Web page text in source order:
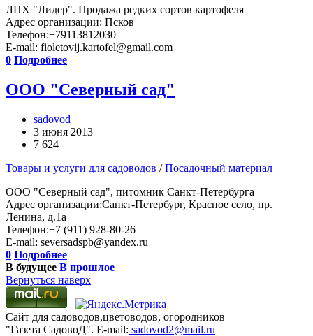
ЛПХ "Лидер". Продажа редких сортов картофеля
Адрес организации: Псков
Телефон:+79113812030
E-mail: fioletovij.kartofel@gmail.com
0 Подробнее
ООО "Северный сад"
sadovod
3 июня 2013
7 624
Товары и услуги для садоводов /Посадочный материал
ООО "Северный сад", питомник Санкт-Петербурга
Адрес организации:Санкт-Петербург, Красное село, пр.
Ленина, д.1а
Телефон:+7 (911) 928-80-26
E-mail: seversadspb@yandex.ru
0 Подробнее
В будущее В прошлое
Вернуться наверх
Сайт для садоводов,цветоводов, огородников
"Газета СадовоД". E-mail: sadovod2@mail.ru